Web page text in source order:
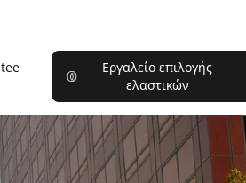
Εργαλείο επιλογής
ελαστικών